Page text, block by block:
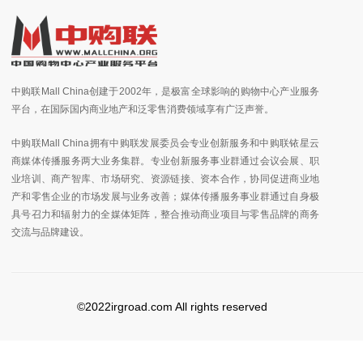
中购联Mall China创建于2002年，是极富全球影响的购物中心产业服务
平台，在国际国内商业地产和泛零售消费领域享有广泛声誉。
中购联Mall China拥有中购联发展委员会专业创新服务和中购联铱星云
商媒体传播服务两大业务集群。专业创新服务事业群通过会议会展、职
业培训、商产智库、市场研究、资源链接、资本合作，协同促进商业地
产和零售企业的市场发展与业务改善；媒体传播服务事业群通过自身极
具号召力和辐射力的全媒体矩阵，整合推动商业项目与零售品牌的商务
交流与品牌建设。
©2022irgroad.com All rights reserved